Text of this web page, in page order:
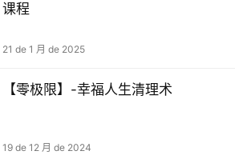
课程
21 de 1 月 de 2025
【零极限】-幸福人生清理术
19 de 12 月 de 2024